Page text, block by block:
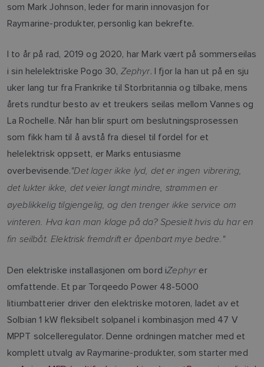
som Mark Johnson, leder for marin innovasjon for
Raymarine-produkter, personlig kan bekrefte.
I to år på rad, 2019 og 2020, har Mark vært på sommerseilas
i sin helelektriske Pogo 30, Zephyr. I fjor la han ut på en sju
uker lang tur fra Frankrike til Storbritannia og tilbake, mens
årets rundtur besto av et treukers seilas mellom Vannes og
La Rochelle. Når han blir spurt om beslutningsprosessen
som fikk ham til å avstå fra diesel til fordel for et
helelektrisk oppsett, er Marks entusiasme
overbevisende."Det lager ikke lyd, det er ingen vibrering,
det lukter ikke, det veier langt mindre, strømmen er
øyeblikkelig tilgjengelig, og den trenger ikke service om
vinteren. Hva kan man klage på da? Spesielt hvis du har en
fin seilbåt. Elektrisk fremdrift er åpenbart mye bedre."
Den elektriske installasjonen om bord iZephyrer
omfattende. Et par Torqeedo Power 48-5000
litiumbatterier driver den elektriske motoren, ladet av et
Solbian 1 kW fleksibelt solpanel i kombinasjon med 47 V
MPPT solcelleregulator. Denne ordningen matcher med et
komplett utvalg av Raymarine-produkter, som starter med